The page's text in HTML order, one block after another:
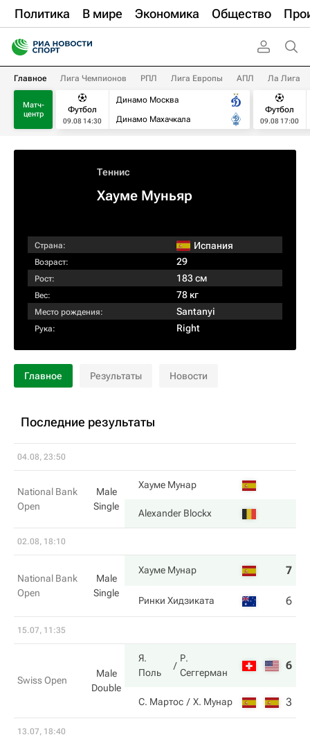
Политика В мире Экономика Общество
Главное Лига Чемпионов РПЛ Лига Европы АПЛ Ла Лига
Матч-
центр
Футбол
09.08 14:30
Динамо Москва
Динамо Махачкала
Футбол
09.08 17:00
Теннис
Хауме Муньяр
Страна: Испания
Возраст: 29
Рост: 183 см
Вес: 78 кг
Место рождения: Santanyi
Рука: Right
Главное Результаты Новости
Последние результаты
04.08, 23:50
National Bank
Open
Male
Single
Хауме Мунар
Alexander Blockx
02.08, 18:10
National Bank
Open
Male
Single
Хауме Мунар 7
Ринки Хидзиката 6
15.07, 11:35
Swiss Open
Male
Double
Я.
Поль
Р.
Сеггерман
6
С. Мартос Х. Мунар 3
13.07, 18:40